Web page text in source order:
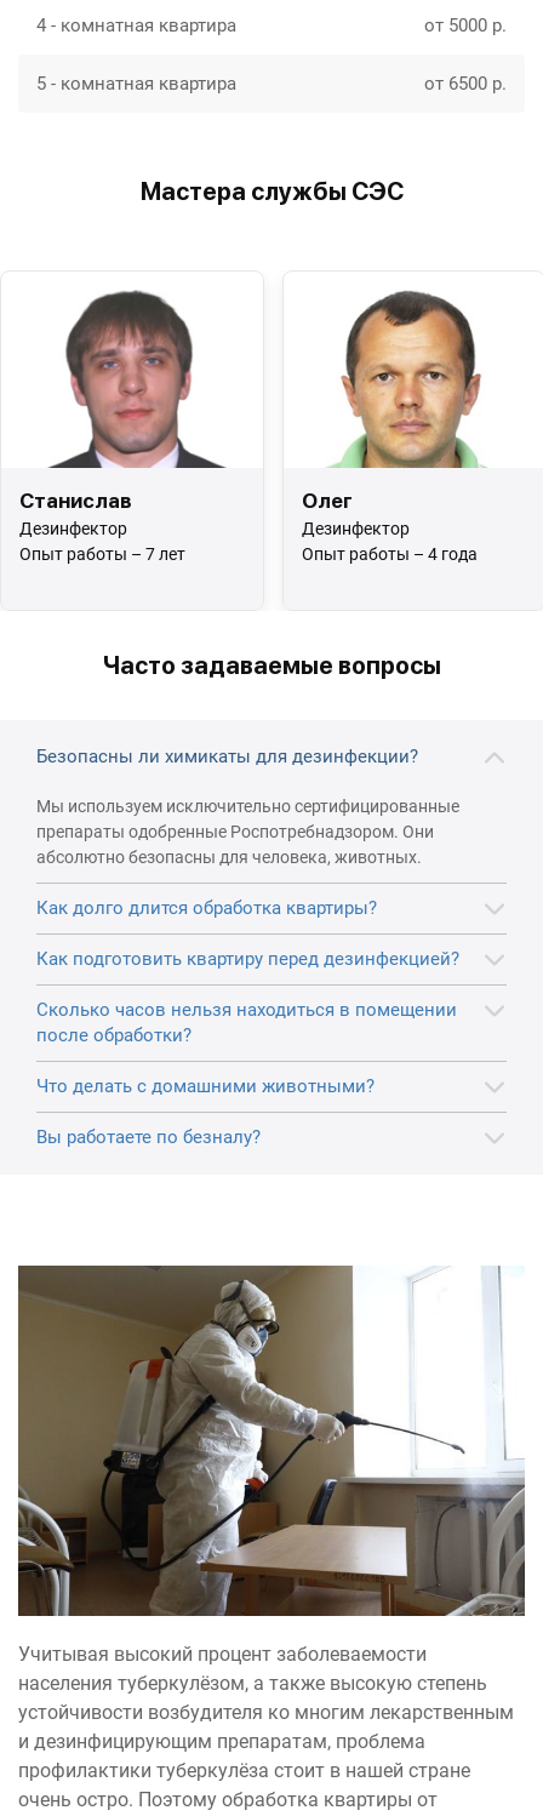
4 - комнатная квартира от 5000 р.
5 - комнатная квартира от 6500 р.
Мастера службы СЭС
Станислав
Дезинфектор
Опыт работы – 7 лет
Олег
Дезинфектор
Опыт работы – 4 года
Часто задаваемые вопросы
Безопасны ли химикаты для дезинфекции?
Мы используем исключительно сертифицированные
препараты одобренные Роспотребнадзором. Они
абсолютно безопасны для человека, животных.
Как долго длится обработка квартиры?
Как подготовить квартиру перед дезинфекцией?
Сколько часов нельзя находиться в помещении
после обработки?
Что делать с домашними животными?
Вы работаете по безналу?
Учитывая высокий процент заболеваемости
населения туберкулёзом, а также высокую степень
устойчивости возбудителя ко многим лекарственным
и дезинфицирующим препаратам, проблема
профилактики туберкулёза стоит в нашей стране
очень остро. Поэтому обработка квартиры от